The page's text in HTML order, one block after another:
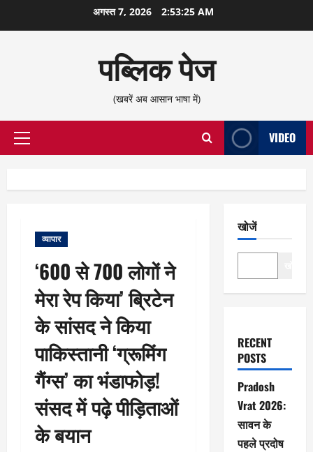
सामग्री
अगस्त 7, 2026 2:53:26 AM
पब्लिक पेज
(खबरें अब आसान भाषा में)
प्राथमिक
VIDEO
व्यापार
‘600 से 700 लोगों ने
मेरा रेप किया’ ब्रिटेन
के सांसद ने किया
पाकिस्तानी ‘ग्रूमिंग
गैंग्स’ का भंडाफोड़!
संसद में पढ़े पीड़िताओं
के बयान
खोजें
RECENT
POSTS
Pradosh
Vrat 2026:
सावन के
पहले प्रदोष